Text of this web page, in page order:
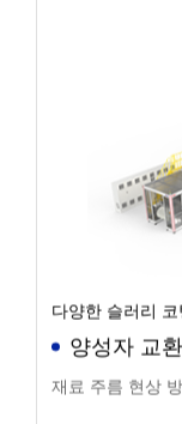
다양한 슬러리 코
양성자 교
재료 주름 현상